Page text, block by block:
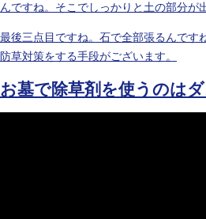
んですね。そこでしっかりと土の部分が
最後三点目ですね。石で全部張るんです
防草対策をする手段がございます。
お墓で除草剤を使うのは